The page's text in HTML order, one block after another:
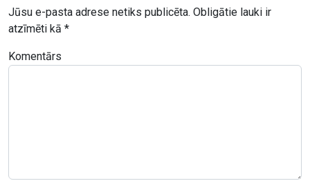
Jūsu e-pasta adrese netiks publicēta. Obligātie lauki ir
atzīmēti kā *
Komentārs